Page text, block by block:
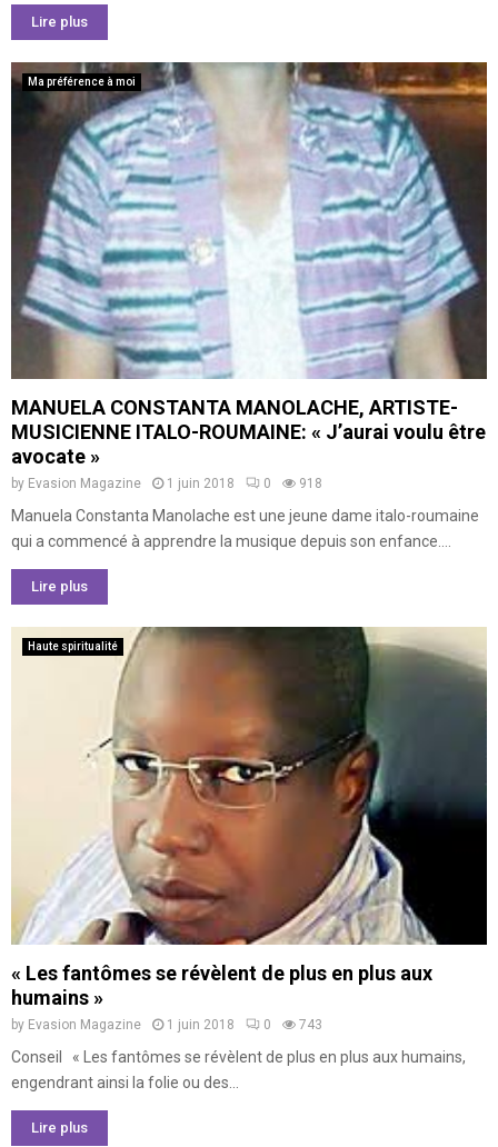
Lire plus
Ma préférence à moi
MANUELA CONSTANTA MANOLACHE, ARTISTE-
MUSICIENNE ITALO-ROUMAINE: « J’aurai voulu être
avocate »
by Evasion Magazine 1 juin 2018 0 918
Manuela Constanta Manolache est une jeune dame italo-roumaine
qui a commencé à apprendre la musique depuis son enfance....
Lire plus
Haute spiritualité
« Les fantômes se révèlent de plus en plus aux
humains »
by Evasion Magazine 1 juin 2018 0 743
Conseil « Les fantômes se révèlent de plus en plus aux humains,
engendrant ainsi la folie ou des...
Lire plus